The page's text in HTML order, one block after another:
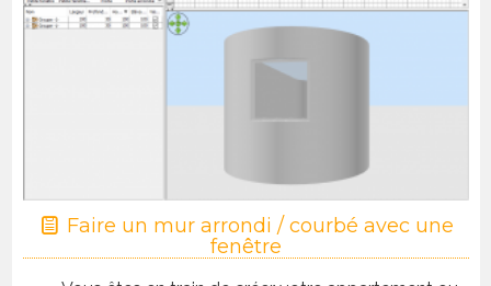
Faire un mur arrondi / courbé avec une
fenêtre